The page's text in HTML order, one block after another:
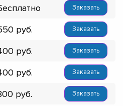
Заказать
Заказать
Заказать
Заказать
Заказать